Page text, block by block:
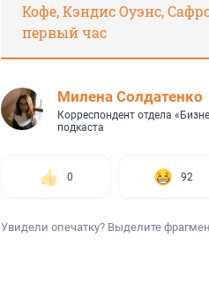
Кофе, Кэндис Оуэнс,
первый час
Милена Солдатенко
Корреспондент отдела
подкаста
0 92
Увидели опечатку? Выделите